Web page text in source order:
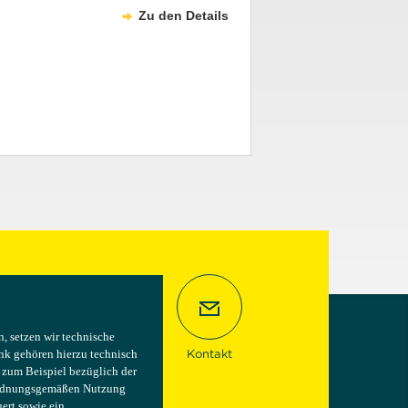
Zu den Details
Kontakt
setzen wir technische
gehören hierzu technisch
Beispiel bezüglich der
Nutzung
setzen wir technische
gehören hierzu technisch
Beispiel bezüglich der
Nutzung